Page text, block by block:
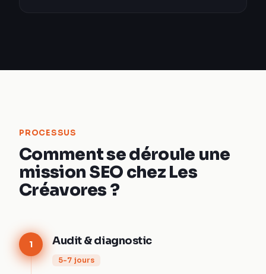
PROCESSUS
Comment se déroule une
mission SEO chez Les
Créavores ?
1 Audit & diagnostic
5-7 jours